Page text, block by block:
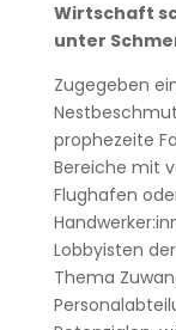
Wirtschaft
unter
Zugegeben
prophezeite
Bereiche mit
Flughafen
Lobbyisten
Thema